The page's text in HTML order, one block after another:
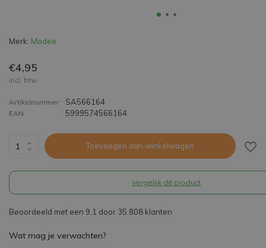
Merk: Modee
€4,95
Incl. btw
Artikelnummer SA566164
EAN 5999574566164
Toevoegen aan winkelwagen
Vergelijk dit product
Beoordeeld met een 9,1 door 35.808 klanten
Wat mag je verwachten?